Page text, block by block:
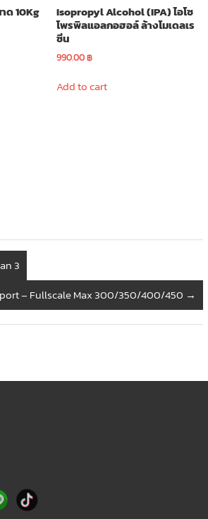
ด 10Kg
Isopropyl Alcohol (IPA) ไอโซ
โพรพิลแอลกอฮอล์ ล้างโมเดลเร
ซิ่น
990.00฿
Add to cart
3
– Fullscale Max 300/350/400/450 →